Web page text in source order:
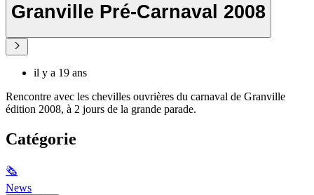
Granville Pré-Carnaval 2008
il y a 19 ans
Rencontre avec les chevilles ouvrières du carnaval de Granville
édition 2008, à 2 jours de la grande parade.
Catégorie
🗞
News